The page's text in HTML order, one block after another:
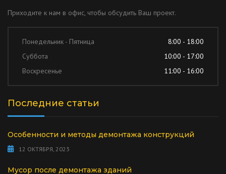
Приходите к нам в офис, чтобы обсудить Ваш проект.
Понедельник - Пятница
8:00 - 18:00
Суббота
10:00 - 17:00
Воскресенье
11:00 - 16:00
Последние статьи
Особенности и методы демонтажа конструкций
12 ОКТЯБРЯ, 2023
Мусор после демонтажа зданий